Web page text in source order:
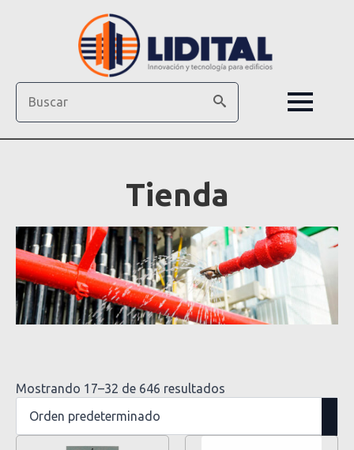
Tienda
Mostrando 17–32 de 646 resultados